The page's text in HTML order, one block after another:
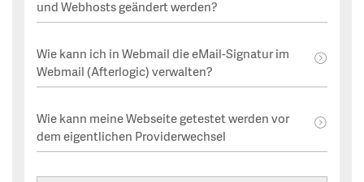
und Webhosts geändert werden?
Wie kann ich in Webmail die eMail-Signatur im
Webmail (Afterlogic) verwalten?
Wie kann meine Webseite getestet werden vor
dem eigentlichen Providerwechsel